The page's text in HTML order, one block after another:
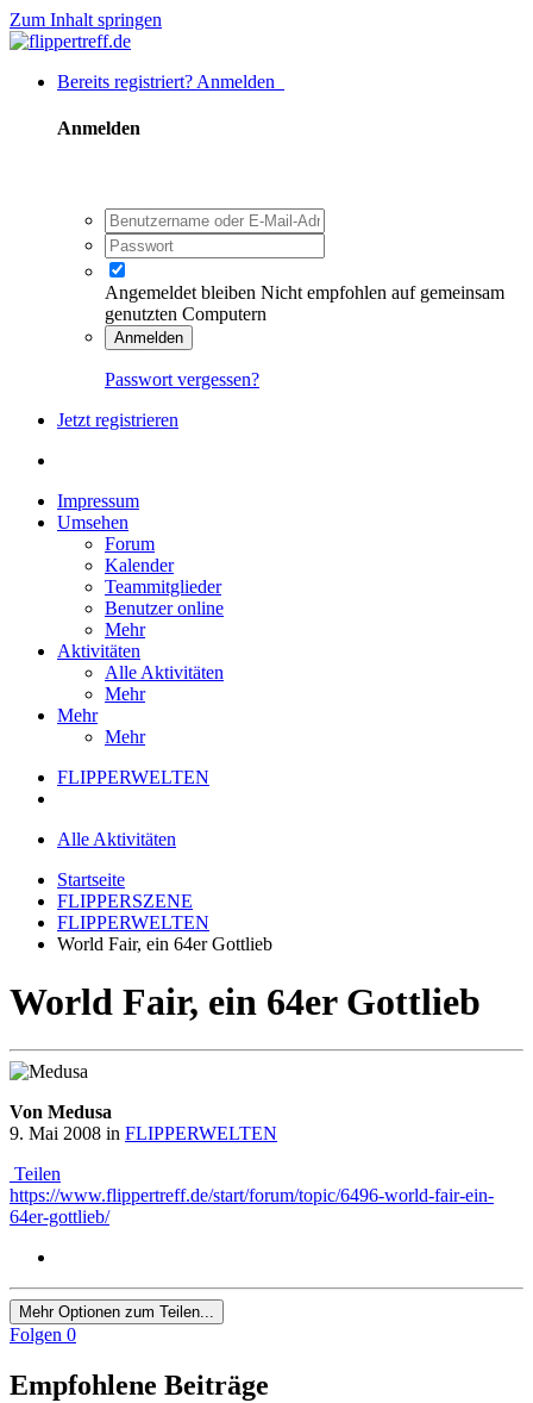
Zum Inhalt springen
Bereits registriert? Anmelden
Anmelden
Angemeldet bleiben Nicht empfohlen auf gemeinsam
genutzten Computern
Anmelden
Passwort vergessen?
Jetzt registrieren
Impressum
Umsehen
Forum
Kalender
Teammitglieder
Benutzer online
Mehr
Aktivitäten
Alle Aktivitäten
Mehr
Mehr
Mehr
FLIPPERWELTEN
Alle Aktivitäten
Startseite
FLIPPERSZENE
FLIPPERWELTEN
World Fair, ein 64er Gottlieb
World Fair, ein 64er Gottlieb
Von Medusa
9. Mai 2008 in FLIPPERWELTEN
Teilen
https://www.flippertreff.de/start/forum/topic/6496-world-fair-ein-
64er-gottlieb/
Mehr Optionen zum Teilen...
Folgen 0
Empfohlene Beiträge